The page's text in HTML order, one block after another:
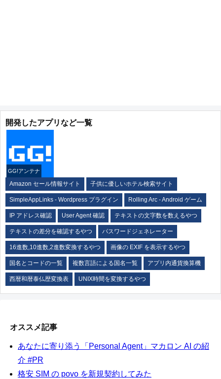
開発したアプリなど一覧
GG!アンテナ
Amazon セール情報サイト 子供に優しいホテル検索サイト
SimpleAppLinks - Wordpress プラグイン Rolling Arc - Android ゲーム
IP アドレス確認 User Agent 確認 テキストの文字数を数えるやつ
テキストの差分を確認するやつ パスワードジェネレーター
16進数,10進数,2進数変換するやつ 画像の EXIF を表示するやつ
国名とコードの一覧 複数言語による国名一覧 アプリ内通貨換算機
西暦和暦泰仏歴変換表 UNIX時間を変換するやつ
オススメ記事
あなたに寄り添う「Personal Agent」マカロン AI の紹
介 #PR
格安 SIM の povo を新規契約してみた